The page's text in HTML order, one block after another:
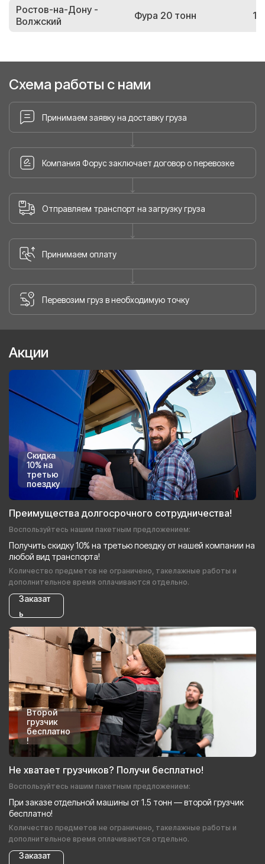
Ростов-на-Дону -
Волжский
Фура 20 тонн
Схема работы с нами
Принимаем заявку на доставку груза
Компания Форус заключает договор о перевозке
Отправляем транспорт на загрузку груза
Принимаем оплату
Перевозим груз в необходимую точку
Акции
Скидка
10% на
третью
поездку
Преимущества долгосрочного сотрудничества!
Воспользуйтесь нашим пакетным предложением:
Получить скидку 10% на третью поездку от нашей компании на
любой вид транспорта!
Количество предметов не ограничено, такелажные работы и
дополнительное время оплачиваются отдельно.
Заказат
ь
Второй
грузчик
бесплатно
!
Не хватает грузчиков? Получи бесплатно!
Воспользуйтесь нашим пакетным предложением:
При заказе отдельной машины от 1.5 тонн — второй грузчик
бесплатно!
Количество предметов не ограничено, такелажные работы и
дополнительное время оплачиваются отдельно.
Заказат